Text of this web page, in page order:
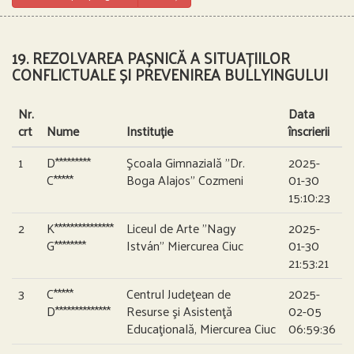
19. REZOLVAREA PAȘNICĂ A SITUAȚIILOR
CONFLICTUALE ȘI PREVENIREA BULLYINGULUI
Nr.
crt Nume Instituție
Data
înscrierii
1
D*********
C*****
Şcoala Gimnazială ”Dr.
Boga Alajos” Cozmeni
2025-
01-30
15:10:23
2
K***************
G********
Liceul de Arte ”Nagy
István” Miercurea Ciuc
2025-
01-30
21:53:21
3
C*****
D**************
Centrul Judeţean de
Resurse şi Asistenţă
Educaţională, Miercurea Ciuc
2025-
02-05
06:59:36